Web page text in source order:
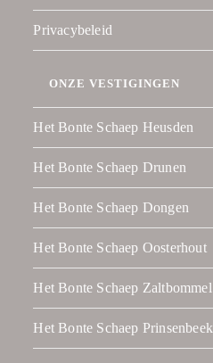
Privacybeleid
ONZE VESTIGINGEN
Het Bonte Schaep Heusden
Het Bonte Schaep Drunen
Het Bonte Schaep Dongen
Het Bonte Schaep Oosterhout
Het Bonte Schaep Zaltbommel
Het Bonte Schaep Prinsenbeek